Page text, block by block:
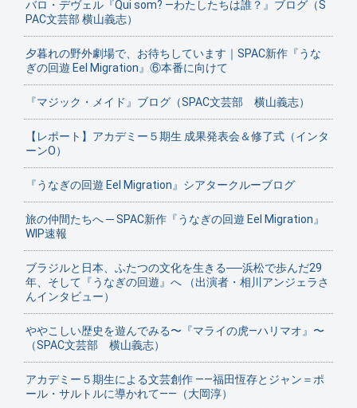
バロ・デヴェル『Qui som? ―わたしたちは誰？』ブログ（S
PAC文芸部 横山義志）
夕暮れの野外劇場で、お待ちしています｜SPAC新作『うな
ぎの回遊 Eel Migration』⑥本番に向けて
『マジック・メイド』ブログ（SPAC文芸部 横山義志）
【レポート】アカデミー５期生 成果発表会＆修了式（インタ
ーンO）
『うなぎの回遊 Eel Migration』シアタークルーブログ
旅の仲間たちへ ─ SPAC新作『うなぎの回遊 Eel Migration』
WIP速報
ブラジルと日本、ふたつの文化を生きる──浜松で歩んだ29
年、そして『うなぎの回遊』へ （出演者・相川アンジェラさ
んインタビュー）
ややこしい歴史を遊んでみる〜『マライの虎—ハリマオ』〜
（SPAC文芸部 横山義志）
アカデミー５期生による文芸創作 ——福田恆存とジャン＝ポ
ール・サルトルに導かれて——（大岡淳）